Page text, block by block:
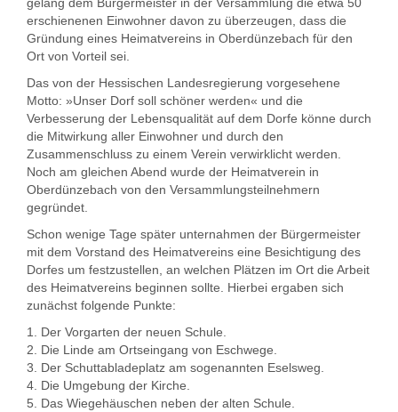
gelang dem Bürgermeister in der Versammlung die etwa 50
erschienenen Einwohner davon zu überzeugen, dass die
Gründung eines Heimatvereins in Oberdünzebach für den
Ort von Vorteil sei.
Das von der Hessischen Landesregierung vorgesehene
Motto: »Unser Dorf soll schöner werden« und die
Verbesserung der Lebensqualität auf dem Dorfe könne durch
die Mitwirkung aller Einwohner und durch den
Zusammenschluss zu einem Verein verwirklicht werden.
Noch am gleichen Abend wurde der Heimatverein in
Oberdünzebach von den Versammlungsteilnehmern
gegründet.
Schon wenige Tage später unternahmen der Bürgermeister
mit dem Vorstand des Heimatvereins eine Besichtigung des
Dorfes um festzustellen, an welchen Plätzen im Ort die Arbeit
des Heimatvereins be­ginnen sollte. Hierbei ergaben sich
zunächst folgende Punkte:
1. Der Vorgarten der neuen Schule.
2. Die Linde am Ortseingang von Eschwege.
3. Der Schuttabladeplatz am sogenannten Eselsweg.
4. Die Umgebung der Kirche.
5. Das Wiegehäuschen neben der alten Schule.